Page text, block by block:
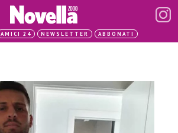
AMICI 24 NEWSLETTER ABBONATI